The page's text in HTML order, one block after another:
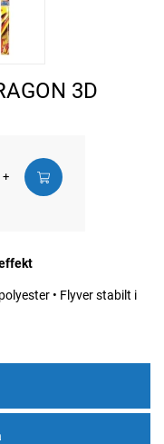
3D
+
• Flyver stabilt i